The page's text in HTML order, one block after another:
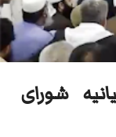
شورای